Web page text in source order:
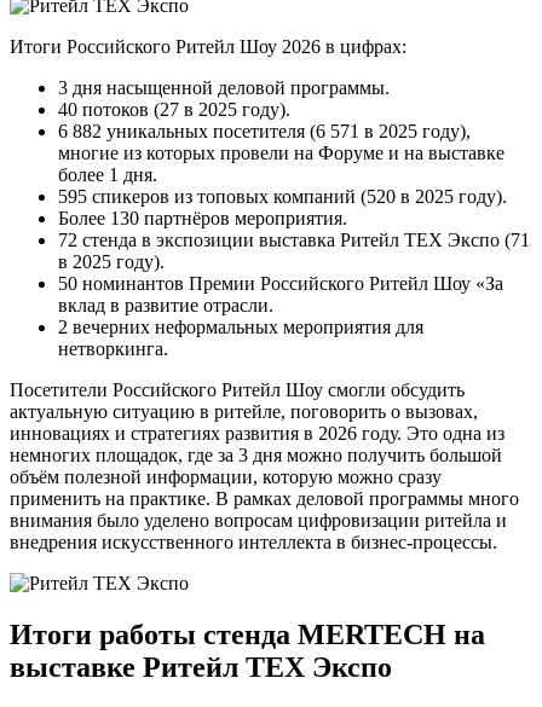
Итоги Российского Ритейл Шоу 2026 в цифрах:
3 дня насыщенной деловой программы.
40 потоков (27 в 2025 году).
6 882 уникальных посетителя (6 571 в 2025 году),
многие из которых провели на Форуме и на выставке
более 1 дня.
595 спикеров из топовых компаний (520 в 2025 году).
Более 130 партнёров мероприятия.
72 стенда в экспозиции выставка Ритейл ТЕХ Экспо (71
в 2025 году).
50 номинантов Премии Российского Ритейл Шоу «За
вклад в развитие отрасли.
2 вечерних неформальных мероприятия для
нетворкинга.
Посетители Российского Ритейл Шоу смогли обсудить
актуальную ситуацию в ритейле, поговорить о вызовах,
инновациях и стратегиях развития в 2026 году. Это одна из
немногих площадок, где за 3 дня можно получить большой
объём полезной информации, которую можно сразу
применить на практике. В рамках деловой программы много
внимания было уделено вопросам цифровизации ритейла и
внедрения искусственного интеллекта в бизнес-процессы.
Итоги работы стенда MERTECH на
выставке Ритейл ТЕХ Экспо